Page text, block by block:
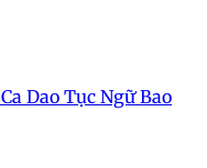
Ca Dao Tục NgữBao